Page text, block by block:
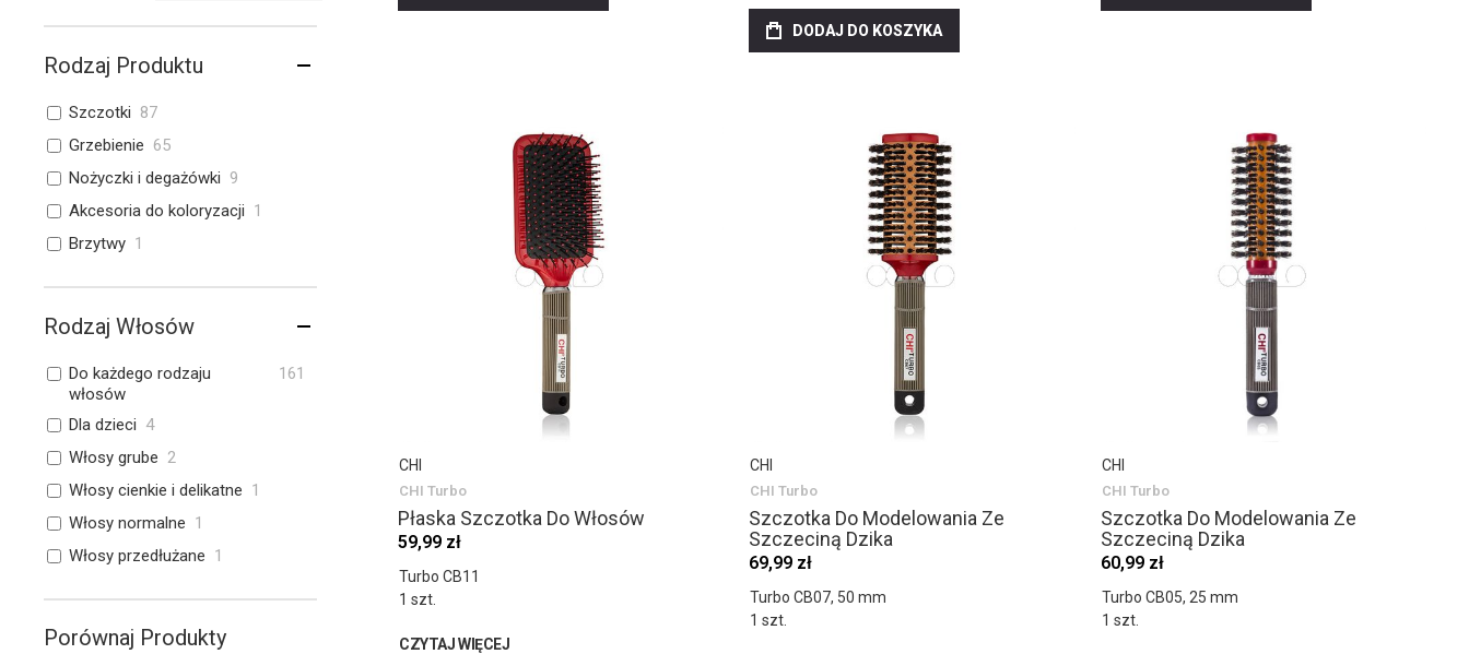
DODAJ DO KOSZYKA
CHI
CHI Turbo
Płaska Szczotka Do Włosów
59,99 zł
Turbo CB11
1 szt.
CZYTAJ WIĘCEJ
CHI
CHI Turbo
Szczotka Do Modelowania Ze
Szczeciną Dzika
69,99 zł
Turbo CB07, 50 mm
1 szt.
CHI
CHI Turbo
Szczotka Do Modelowania Ze
Szczeciną Dzika
60,99 zł
Turbo CB05, 25 mm
1 szt.
Rodzaj Produktu
Szczotki 87
Grzebienie 65
Nożyczki i degażówki 9
Akcesoria do koloryzacji 1
Brzytwy 1
Rodzaj Włosów
Do każdego rodzaju
włosów
161
Dla dzieci 4
Włosy grube 2
Włosy cienkie i delikatne 1
Włosy normalne 1
Włosy przedłużane 1
Porównaj Produkty